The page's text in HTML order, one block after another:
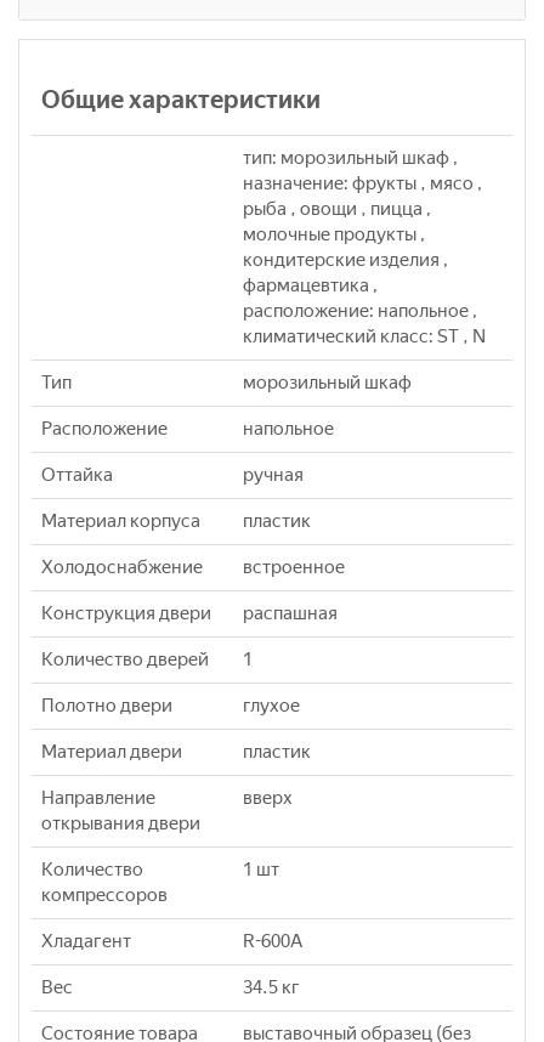
Общие характеристики
тип: морозильный шкаф ,
назначение: фрукты , мясо ,
рыба , овощи , пицца ,
молочные продукты ,
кондитерские изделия ,
фармацевтика ,
расположение: напольное ,
климатический класс: ST , N
Тип морозильный шкаф
Расположение напольное
Оттайка ручная
Материал корпуса пластик
Холодоснабжение встроенное
Конструкция двери распашная
Количество дверей 1
Полотно двери глухое
Материал двери пластик
Направление
открывания двери
вверх
Количество
компрессоров
1 шт
Хладагент R-600A
Вес 34.5 кг
Состояние товара выставочный образец (без